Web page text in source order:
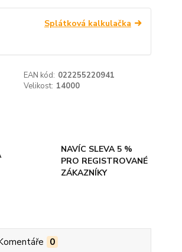
Splátková kalkulačka
EAN kód: 022255220941
Velikost: 14000
NAVÍC SLEVA 5 %
PRO REGISTROVANÉ
ZÁKAZNÍKY
0